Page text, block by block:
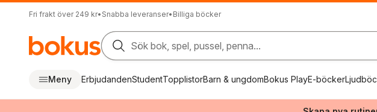
Fri frakt över 249 kr• Snabba leveranser• Billiga böcker
Sök bok, spel, pussel, penna...
Meny ErbjudandenStudentTopplistorBarn & ungdomBokus PlayE-böcker